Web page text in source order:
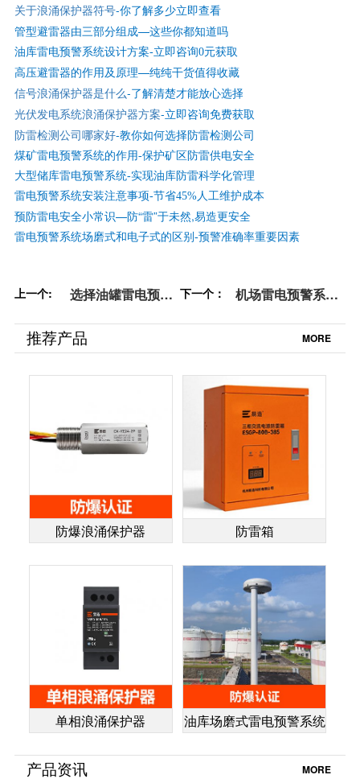
关于浪涌保护器符号-你了解多少立即查看
管型避雷器由三部分组成—这些你都知道吗
油库雷电预警系统设计方案-立即咨询0元获取
高压避雷器的作用及原理—纯纯干货值得收藏
信号浪涌保护器是什么-了解清楚才能放心选择
光伏发电系统浪涌保护器方案-立即咨询免费获取
防雷检测公司哪家好-教你如何选择防雷检测公司
煤矿雷电预警系统的作用-保护矿区防雷供电安全
大型储库雷电预警系统-实现油库防雷科学化管理
雷电预警系统安装注意事项-节省45%人工维护成本
预防雷电安全小常识—防“雷”于未然,易造更安全
雷电预警系统场磨式和电子式的区别-预警准确率重要因素
上一个:
选择油罐雷电预警
知悉【易造防雷】
下一个：
机场雷电预警系统
点？【易造防雷】
推荐产品 MORE
防爆浪涌保护器 防雷箱
单相浪涌保护器 油库场磨式雷电预警系统
产品资讯 MORE